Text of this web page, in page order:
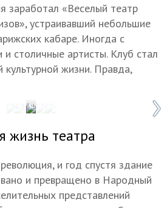
заработал «Веселый театр
устраивавший небольшие
кабаре. Иногда с
и столичные артисты. Клуб стал
культурной жизни. Правда,
Фото: Александр Погожев
1 / 5
жизнь театра
и год спустя здание
и превращено в Народный
представлений